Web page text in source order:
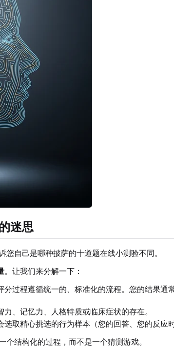
迷思
您自己是哪种披萨的十道题在线小测验不同。
。让我们来分解一下：
过程遵循统一的、标准化的流程。您的结果
、记忆力、人格特质或临床症状的存在。
取精心挑选的行为样本（您的回答、您的反应
个结构化的过程，而不是一个猜测游戏。